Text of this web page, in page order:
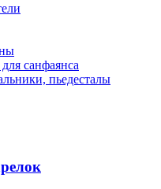
санфаянса
пьедесталы